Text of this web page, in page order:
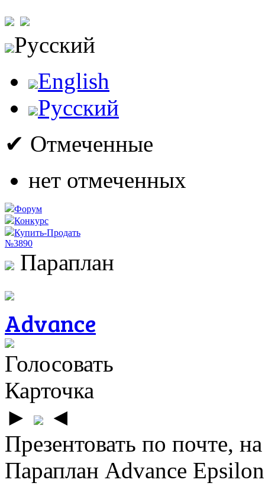
Русский
English
Русский
✔ Отмеченные
нет отмеченных
Форум
Конкурс
Купить-Продать
№3890
Параплан
Advance
Голосовать
Карточка
►
◄
Презентовать по почте,
Параплан Advance